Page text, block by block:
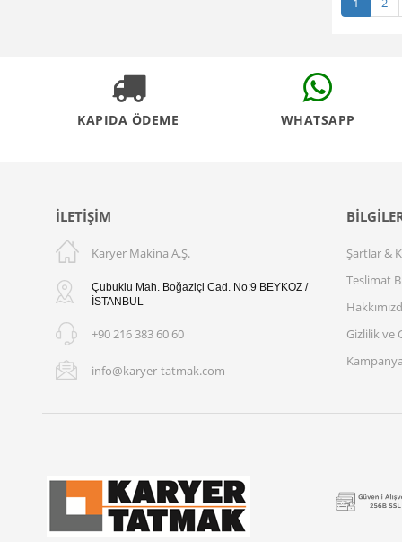
KAPIDA ÖDEME WHATSAPP
İLETIŞIM
Karyer Makina A.Ş.
Çubuklu Mah. Boğaziçi Cad. No:9 BEYKOZ /
İSTANBUL
+90 216 383 60 60
info@karyer-tatmak.com
Şartlar &
Teslimat
Gizlilik ve